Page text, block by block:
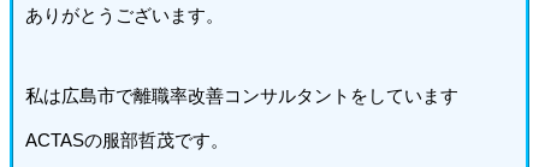
ありがとうございます。
私は広島市で離職率改善コンサルタントをしています
ACTASの服部哲茂です。